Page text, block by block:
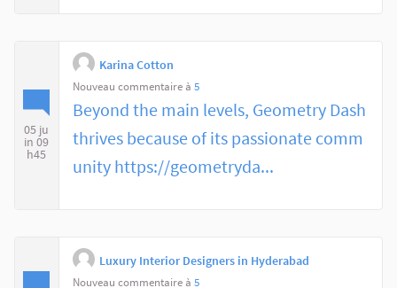
05 ju
in 09
h45
Karina Cotton
Nouveau commentaire à 5
Beyond the main levels, Geometry Dash
thrives because of its passionate comm
unity https://geometryda...
Luxury Interior Designers in Hyderabad
Nouveau commentaire à 5